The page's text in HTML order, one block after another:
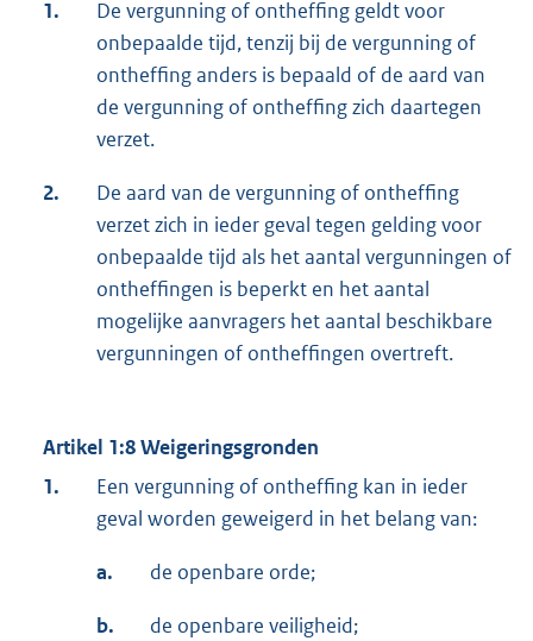
1.
De vergunning of ontheffing geldt voor
onbepaalde tijd, tenzij bij de vergunning of
ontheffing anders is bepaald of de aard van
de vergunning of ontheffing zich daartegen
verzet.
2.
De aard van de vergunning of ontheffing
verzet zich in ieder geval tegen gelding voor
onbepaalde tijd als het aantal vergunningen of
ontheffingen is beperkt en het aantal
mogelijke aanvragers het aantal beschikbare
vergunningen of ontheffingen overtreft.
Artikel 1:8 Weigeringsgronden
1.
Een vergunning of ontheffing kan in ieder
geval worden geweigerd in het belang van:
a. de openbare orde;
b. de openbare veiligheid;